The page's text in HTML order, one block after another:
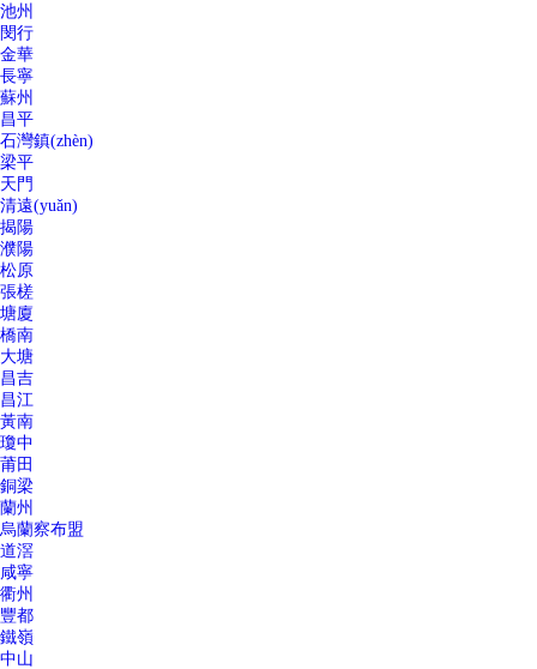
池州
閔行
金華
長寧
蘇州
昌平
石灣鎮(zhèn)
梁平
天門
清遠(yuǎn)
揭陽
濮陽
松原
張槎
塘廈
橋南
大塘
昌吉
昌江
黃南
瓊中
莆田
銅梁
蘭州
烏蘭察布盟
道滘
咸寧
衢州
豐都
鐵嶺
中山